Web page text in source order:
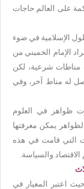
على العالم حاجات
الإسلامية في ضوء
الإمام الخميني من
مناطات شرعية، لكن
له مناط آخر، وفي
ظواهر في العلوم
يمكن معرفتها
التي قامت في هذه
والسياسة.
اعتبر المعيار في